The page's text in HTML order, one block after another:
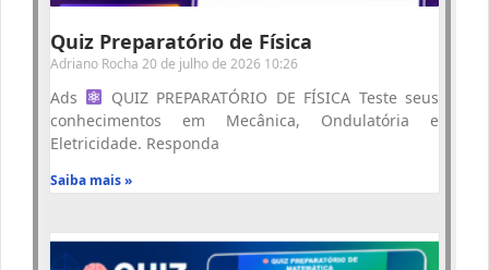
Quiz Preparatório de Física
Adriano Rocha 20 de julho de 2026 10:26
Ads
QUIZ PREPARATÓRIO DE FÍSICA Teste seus
conhecimentos em Mecânica, Ondulatória e
Eletricidade. Responda
Saiba mais »